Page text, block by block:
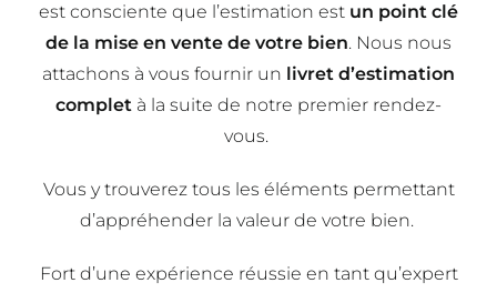
est consciente que l’estimation est un point clé
de la mise en vente de votre bien. Nous nous
attachons à vous fournir un livret d’estimation
complet à la suite de notre premier rendez-
vous.
Vous y trouverez tous les éléments permettant
d’appréhender la valeur de votre bien.
Fort d’une expérience réussie en tant qu’expert